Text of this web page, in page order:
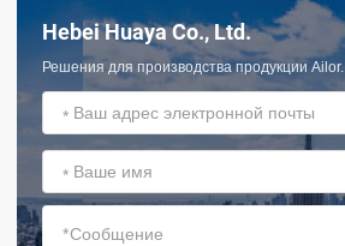
Hebei Huaya Co., Ltd.
Решения для производства продукции Ailor.
*
*
*